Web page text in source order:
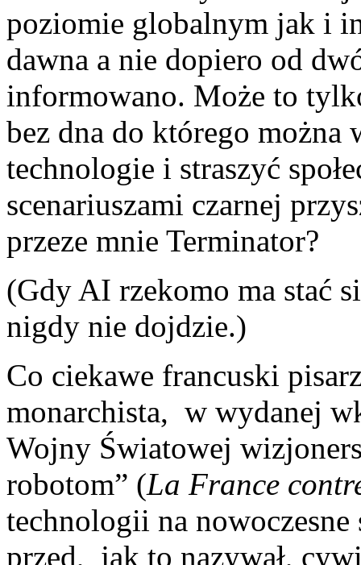
poziomie globalnym jak i
dawna a nie dopiero od
informowano. Może to
bez dna do którego można
technologie i straszyć
scenariuszami czarnej
przeze mnie Terminator?
(Gdy AI rzekomo ma stać
nigdy nie dojdzie.)
Co ciekawe francuski
monarchista, w wydanej
Wojny Światowej
robotom” (La France
technologii na nowoczesne
przed, jak to nazywał,